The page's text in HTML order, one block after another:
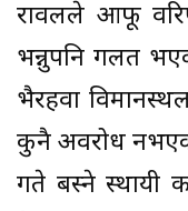
रावलले आफू
भन्नुपनि गलत
भैरहवा
कुनै अवरोध
गते बस्ने स्थायी